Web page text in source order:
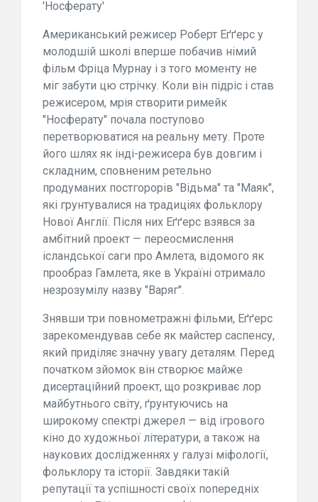
'Носферату'
Американський режисер Роберт Еґґерс у
молодшій школі вперше побачив німий
фільм Фріца Мурнау і з того моменту не
міг забути цю стрічку. Коли він підріс і став
режисером, мрія створити римейк
"Носферату" почала поступово
перетворюватися на реальну мету. Проте
його шлях як інді-режисера був довгим і
складним, сповненим ретельно
продуманих постгорорів "Відьма" та "Маяк",
які грунтувалися на традиціях фольклору
Нової Англії. Після них Еґґерс взявся за
амбітний проект — переосмислення
ісландської саги про Амлета, відомого як
прообраз Гамлета, яке в Україні отримало
незрозумілу назву "Варяг".
Знявши три повнометражні фільми, Еґґерс
зарекомендував себе як майстер саспенсу,
який приділяє значну увагу деталям. Перед
початком зйомок він створює майже
дисертаційний проект, що розкриває лор
майбутнього світу, ґрунтуючись на
широкому спектрі джерел — від ігрового
кіно до художньої літератури, а також на
наукових дослідженнях у галузі міфології,
фольклору та історії. Завдяки такій
репутації та успішності своїх попередніх